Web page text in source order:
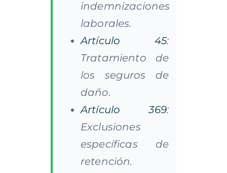
indemnizaciones
laborales.
Artículo 45:
Tratamiento de
los seguros de
daño.
Artículo 369:
Exclusiones
específicas de
retención.